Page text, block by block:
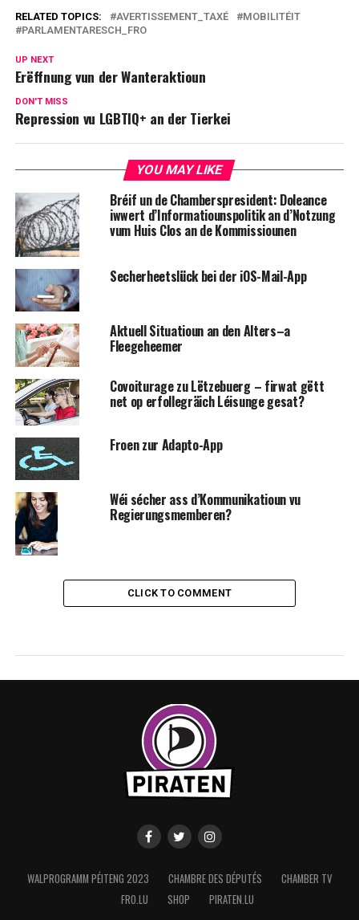
RELATED TOPICS: AVERTISSEMENT_TAXÉ
MOBILITÉIT
PARLAMENTARESCH_FRO
UP NEXT
Erëffnung vun der Wanteraktioun
DON'T MISS
Repression vu LGBTIQ+ an der Tierkei
YOU MAY LIKE
Bréif un de Chamberspresident: Doleance
iwwert d’Informatiounspolitik an d’Notzung
vum Huis Clos an de Kommissiounen
Secherheetslück bei der iOS-Mail-App
Aktuell Situatioun an den Alters–a
Fleegeheemer
Covoiturage zu Lëtzebuerg – firwat gëtt
net op erfollegräich Léisunge gesat?
Froen zur Adapto-App
Wéi sécher ass d’Kommunikatioun vu
Regierungsmemberen?
CLICK TO COMMENT
WALPROGRAMM PÉITENG 2023 CHAMBRE DES DÉPUTÉS
CHAMBER TV
FRO.LU
SHOP PIRATEN.LU